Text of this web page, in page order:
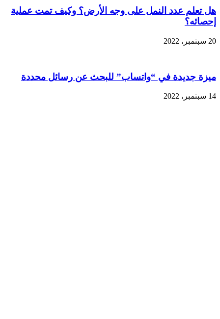
هل تعلم عدد النمل على وجه الأرض؟ وكيف تمت عملية
إحصائه؟
20 سبتمبر، 2022
ميزة جديدة في “واتساب” للبحث عن رسائل محددة
14 سبتمبر، 2022